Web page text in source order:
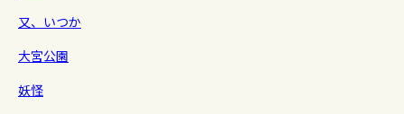
又、いつか
大宮公園
妖怪